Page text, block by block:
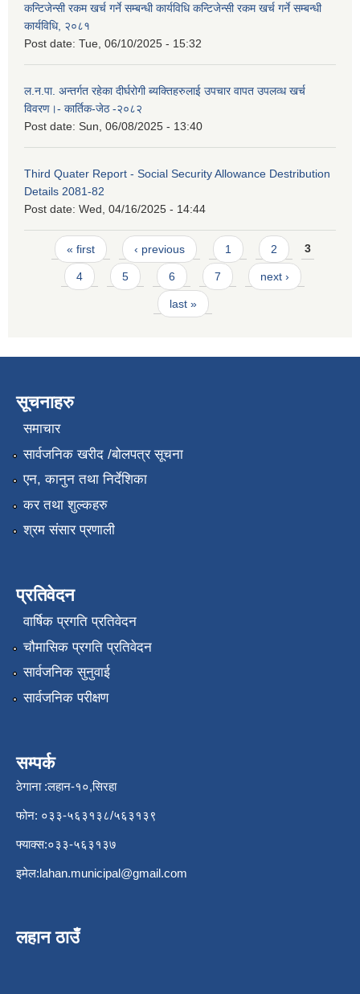
कन्टिजेन्सी रकम खर्च गर्ने सम्बन्धी कार्यविधि कन्टिजेन्सी रकम खर्च गर्ने सम्बन्धी
कार्यविधि, २०८१
Post date: Tue, 06/10/2025 - 15:32
ल.न.पा. अन्तर्गत रहेका दीर्घरोगी ब्यक्तिहरुलाई उपचार वापत उपलव्ध खर्च
विवरण।- कार्तिक-जेठ -२०८२
Post date: Sun, 06/08/2025 - 13:40
Third Quater Report - Social Security Allowance Destribution
Details 2081-82
Post date: Wed, 04/16/2025 - 14:44
Pages
« first ‹ previous 1 2 3
4 5 6 7 next ›
last »
सूचनाहरु
समाचार
सार्वजनिक खरीद /बोलपत्र सूचना
एन, कानुन तथा निर्देशिका
कर तथा शुल्कहरु
श्रम संसार प्रणाली
प्रतिवेदन
वार्षिक प्रगति प्रतिवेदन
चौमासिक प्रगति प्रतिवेदन
सार्वजनिक सुनुवाई
सार्वजनिक परीक्षण
सम्पर्क
ठेगाना :लहान-१०,सिरहा
फोन: ०३३-५६३१३८/५६३१३९
फ्याक्स:०३३-५६३१३७
इमेल:lahan.municipal@gmail.com
लहान ठाउँ